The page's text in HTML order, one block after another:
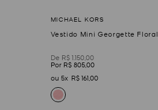
Vestido Mini Georgette Floral
R$ 1.150,00
R$ 805,00
5
R$ 161,00